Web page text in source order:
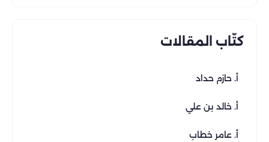
كتّاب المقالات
أ. حازم حداد
أ. خالد بن علي
أ. عامر خطاب